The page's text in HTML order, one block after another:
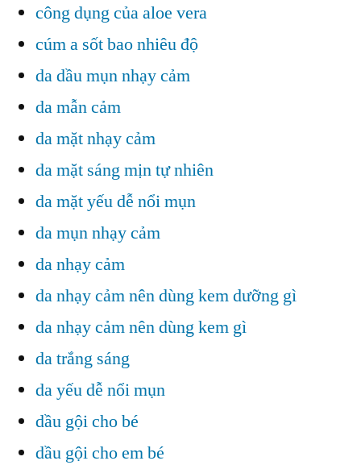
công dụng của aloe vera
cúm a sốt bao nhiêu độ
da dầu mụn nhạy cảm
da mẫn cảm
da mặt nhạy cảm
da mặt sáng mịn tự nhiên
da mặt yếu dễ nổi mụn
da mụn nhạy cảm
da nhạy cảm
da nhạy cảm nên dùng kem dưỡng gì
da nhạy cảm nên dùng kem gì
da trắng sáng
da yếu dễ nổi mụn
dầu gội cho bé
dầu gội cho em bé